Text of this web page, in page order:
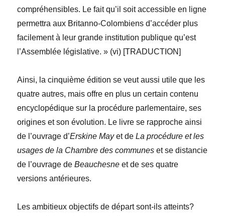
compréhensibles. Le fait qu’il soit accessible en ligne
permettra aux Britanno-Colombiens d’accéder plus
facilement à leur grande institution publique qu’est
l’Assemblée législative. » (vi) [TRADUCTION]
Ainsi, la cinquième édition se veut aussi utile que les
quatre autres, mais offre en plus un certain contenu
encyclopédique sur la procédure parlementaire, ses
origines et son évolution. Le livre se rapproche ainsi
de l’ouvrage d’Erskine Mayet deLa procédure et les
usages de la Chambre des communes et se distancie
de l’ouvrage deBeauchesne et de ses quatre
versions antérieures.
Les ambitieux objectifs de départ sont-ils atteints?